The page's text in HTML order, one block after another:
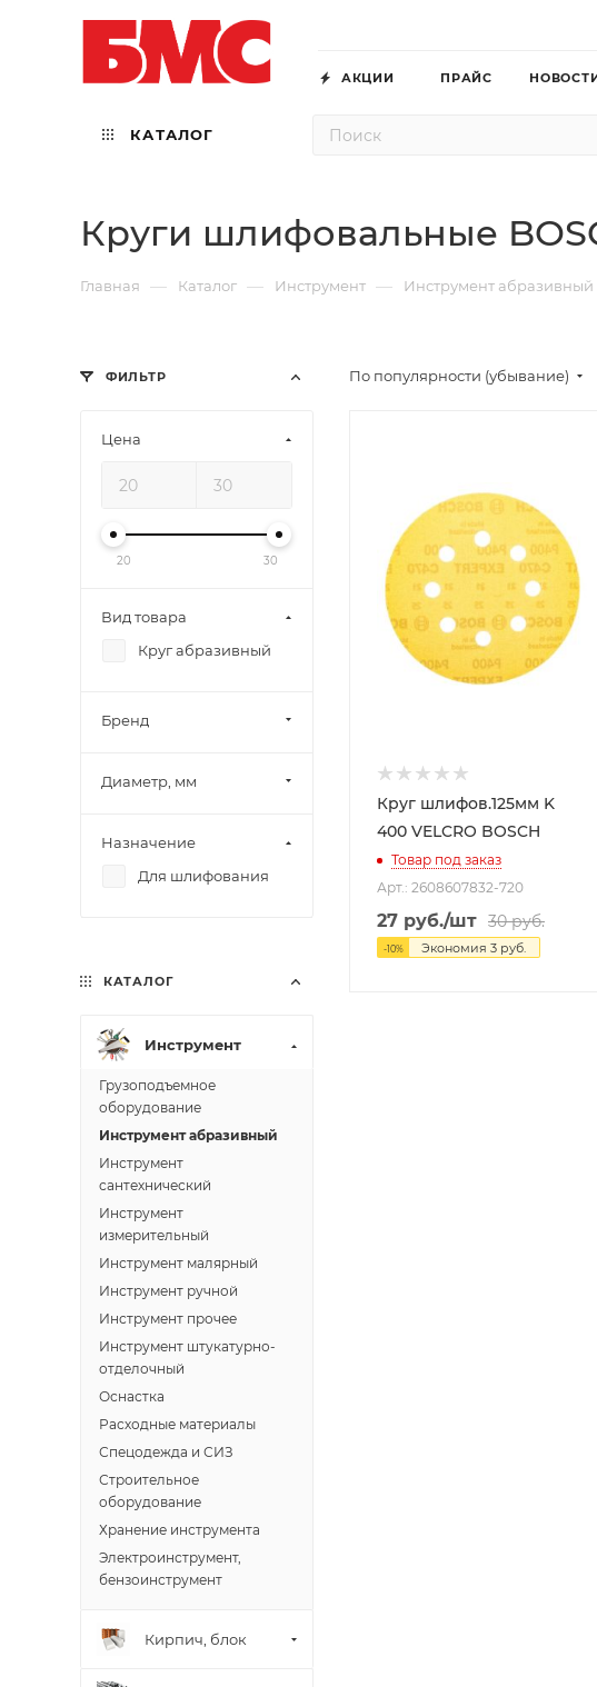
АКЦИИ ПРАЙС
КАТАЛОГ
Круги шлифовальные
Главная — Каталог — Инструмент — Инструмент абразивный
По популярности (убывание)
Круг шлифов.125мм K
400 VELCRO BOSCH
Товар под заказ
Арт.: 2608607832-720
27 руб./шт 30руб.
-10% Экономия 3 руб.
ФИЛЬТР
Цена
20 30
Вид товара
Круг абразивный
Бренд
Диаметр, мм
Назначение
Для шлифования
КАТАЛОГ
Инструмент
Грузоподъемное
оборудование
Инструмент абразивный
Инструмент
сантехнический
Инструмент
измерительный
Инструмент малярный
Инструмент ручной
Инструмент прочее
Инструмент штукатурно-
отделочный
Оснастка
Расходные материалы
Спецодежда и СИЗ
Строительное
оборудование
Хранение инструмента
Электроинструмент,
бензоинструмент
Кирпич, блок